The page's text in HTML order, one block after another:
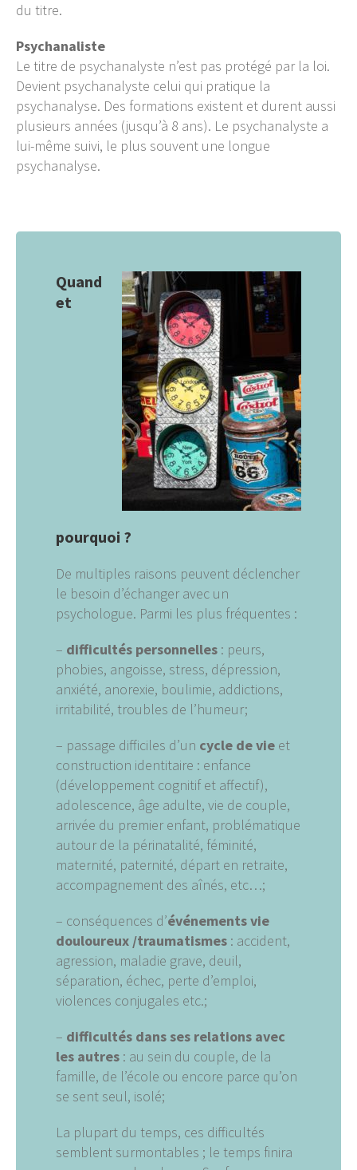
du titre.
Psychanaliste
Le titre de psychanalyste n’est pas protégé par la loi.
Devient psychanalyste celui qui pratique la
psychanalyse. Des formations existent et durent aussi
plusieurs années (jusqu’à 8 ans). Le psychanalyste a
lui-même suivi, le plus souvent une longue
psychanalyse.
Quand
et
pourquoi ?
De multiples raisons peuvent déclencher
le besoin d’échanger avec un
psychologue. Parmi les plus fréquentes :
– difficultés personnelles : peurs,
phobies, angoisse, stress, dépression,
anxiété, anorexie, boulimie, addictions,
irritabilité, troubles de l’humeur;
– passage difficiles d’un cycle de vie et
construction identitaire : enfance
(développement cognitif et affectif),
adolescence, âge adulte, vie de couple,
arrivée du premier enfant, problématique
autour de la périnatalité, féminité,
maternité, paternité, départ en retraite,
accompagnement des aînés, etc…;
– conséquences d’événements vie
douloureux /traumatismes : accident,
agression, maladie grave, deuil,
séparation, échec, perte d’emploi,
violences conjugales etc.;
– difficultés dans ses relations avec
les autres : au sein du couple, de la
famille, de l’école ou encore parce qu’on
se sent seul, isolé;
La plupart du temps, ces difficultés
semblent surmontables ; le temps finira